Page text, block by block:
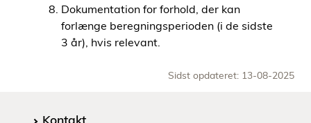
Dokumentation for forhold, der kan
forlænge beregningsperioden (i de sidste
3 år), hvis relevant.
Sidst opdateret: 13-08-2025
Kontakt